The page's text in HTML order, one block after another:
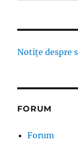
Notițe despre
FORUM
Forum